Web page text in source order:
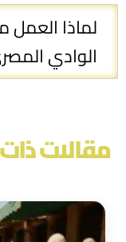
لماذا
الوادي
مقالات